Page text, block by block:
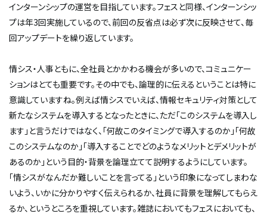
インターンシップの運営を目指しています。フェスと同様、インターンシッ
プは年3回実施しているので、前回の反省点は必ず次に反映させて、毎
回アップデートを繰り返しています。
情シス・人事ともに、全社員とかかわる機会が多いので、コミュニケー
ションはとても重要です。その中でも、論理的に伝えるということは特に
意識していますね。例えば情シスでいえば、情報セキュリティ対策として
新たなシステムを導入するとなったときに、ただ「このシステムを導入し
ます」と言うだけではなく、「何故このタイミングで導入するのか」「何故
このシステムなのか」「導入することでどのようなメリットとデメリットが
あるのか」という目的・背景を論理立てて説明するようにしています。
「情シスがなんだか難しいことを言ってる」という印象になってしまわな
いよう、いかに分かりやすく伝えられるか、社員に背景を理解してもらえ
るか、というところを重視しています。雑誌においてもフェスにおいても、